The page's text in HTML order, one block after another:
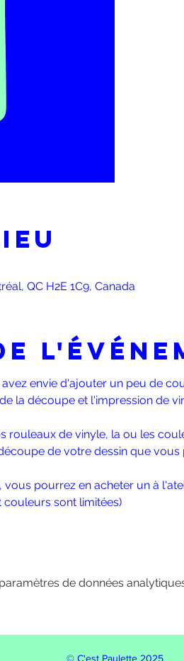
QC H2E 1C9, Canada
envie d'ajouter un peu de
la découpe et l'impression de
rouleaux de vinyle, la ou les
de votre dessin que
pourrez en acheter un à
couleurs sont limitées)
de données
© C'est Paulette 2025